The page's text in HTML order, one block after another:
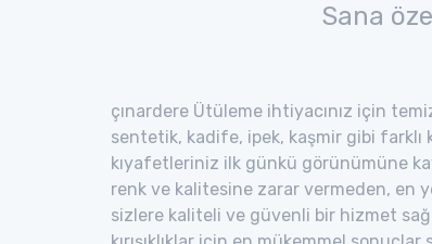
Sana
çınardere Ütüleme ihtiyacınız için
sentetik, kadife, ipek, kaşmir gibi
kıyafetleriniz ilk günkü görünümüne
renk ve kalitesine zarar vermeden, en
sizlere kaliteli ve güvenli bir hizmet